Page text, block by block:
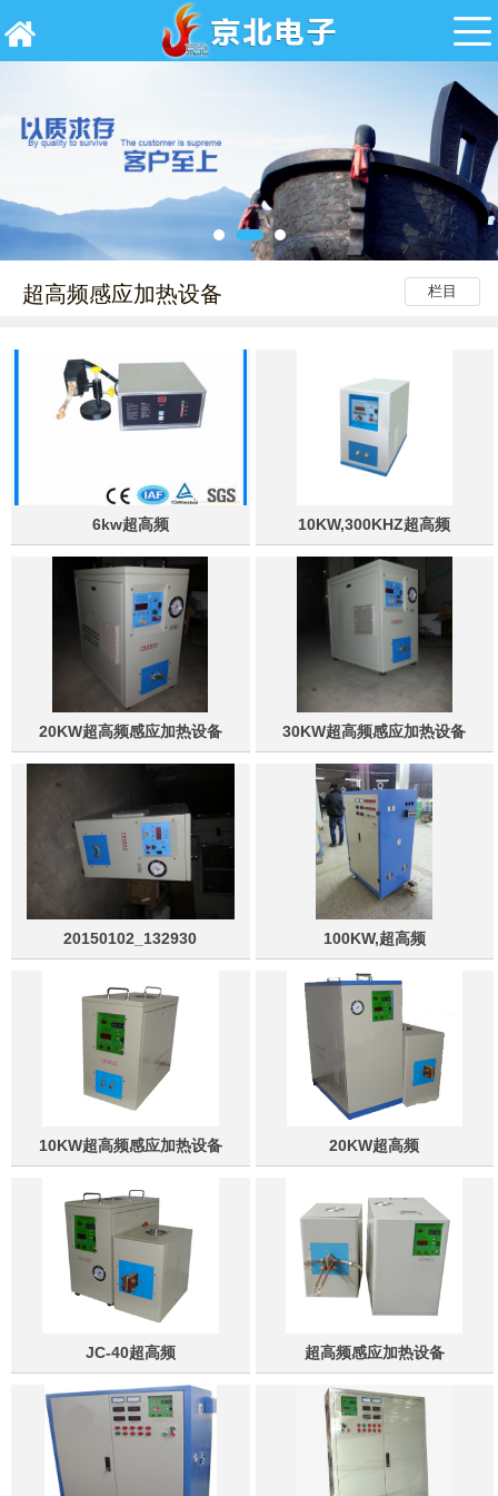
栏目
超高频感应加热设备
6kw超高频 10KW,300KHZ超高频
20KW超高频感应加热设备 30KW超高频感应加热设备
20150102_132930 100KW,超高频
10KW超高频感应加热设备 20KW超高频
JC-40超高频 超高频感应加热设备